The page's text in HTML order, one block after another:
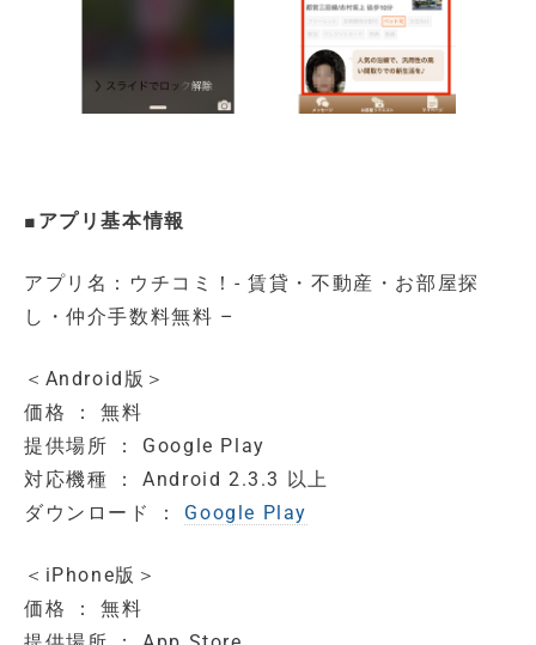
■アプリ基本情報
アプリ名：ウチコミ！- 賃貸・不動産・お部屋探
し・仲介手数料無料 –
＜Android版＞
価格 ： 無料
提供場所 ： Google Play
対応機種 ： Android 2.3.3 以上
ダウンロード ： Google Play
＜iPhone版＞
価格 ： 無料